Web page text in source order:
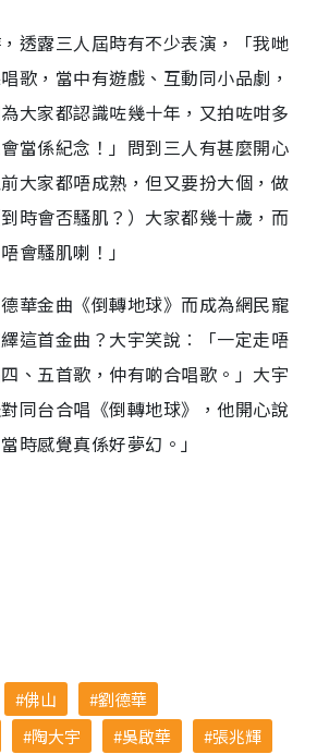
透露三人屆時有不少表演，「我哋
歌，當中有遊戲、互動同小品劇，
大家都認識咗幾十年，又拍咗咁多
當係紀念！」問到三人有甚麼開心
大家都唔成熟，但又要扮大個，做
時會否騷肌？）大家都幾十歲，而
會騷肌喇！」
華金曲《倒轉地球》而成為網民寵
這首金曲？大宇笑說︰「一定走唔
、五首歌，仲有啲合唱歌。」大宇
同台合唱《倒轉地球》，他開心說
時感覺真係好夢幻。」
佛山
劉德華
陶大宇 吳啟華
張兆輝